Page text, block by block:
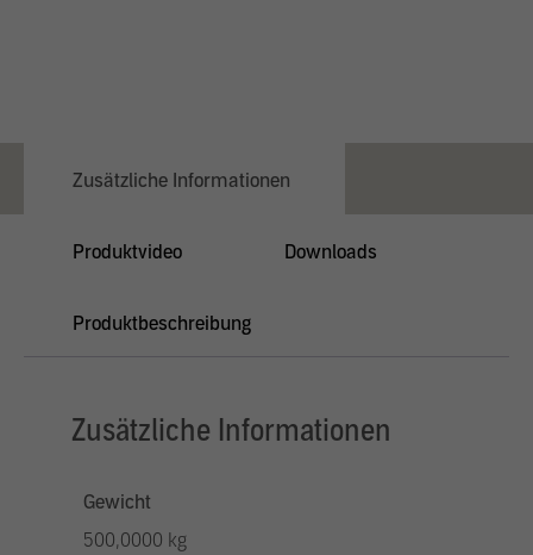
Zusätzliche Informationen
Produktvideo Downloads
Produktbeschreibung
Zusätzliche Informationen
Gewicht
500,0000 kg